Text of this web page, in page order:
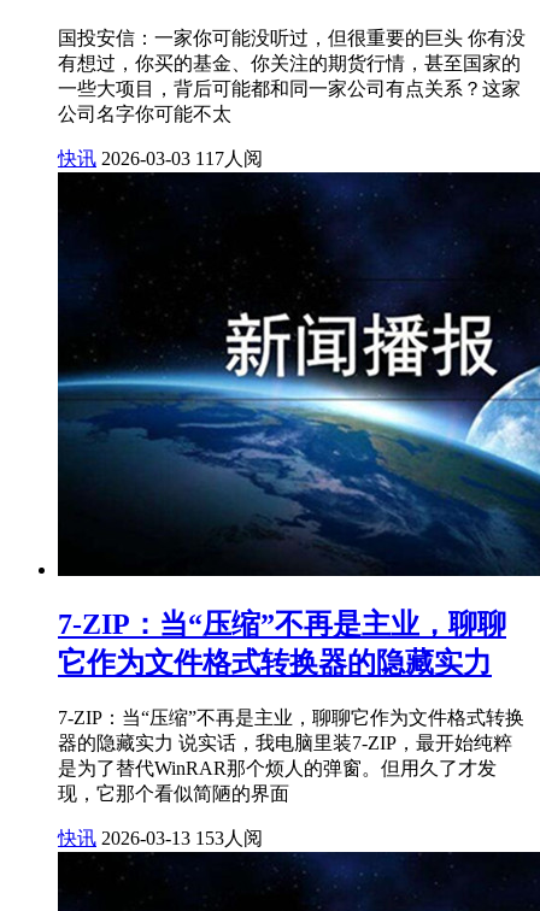
国投安信：一家你可能没听过，但很重要的巨头 你有没
有想过，你买的基金、你关注的期货行情，甚至国家的
一些大项目，背后可能都和同一家公司有点关系？这家
公司名字你可能不太
快讯 2026-03-03 117人阅
7-ZIP：当“压缩”不再是主业，聊聊
它作为文件格式转换器的隐藏实力
7-ZIP：当“压缩”不再是主业，聊聊它作为文件格式转换
器的隐藏实力 说实话，我电脑里装7-ZIP，最开始纯粹
是为了替代WinRAR那个烦人的弹窗。但用久了才发
现，它那个看似简陋的界面
快讯 2026-03-13 153人阅